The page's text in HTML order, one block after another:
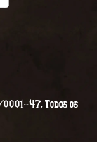
47. Todos os